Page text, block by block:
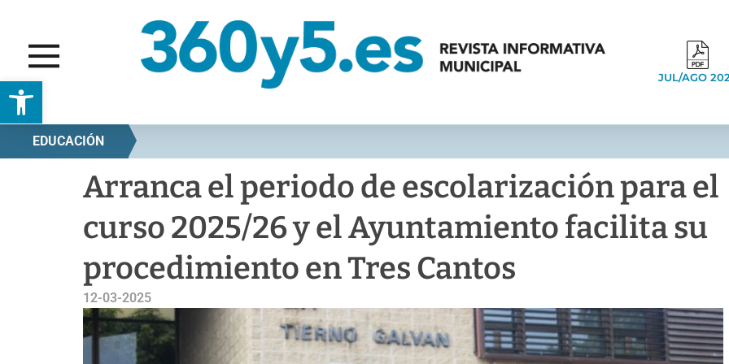
Abrir barra de herramientas JUL/AGO
EDUCACIÓN
Arranca el periodo de escolarización para el
curso 2025/26 y el Ayuntamiento facilita su
procedimiento en Tres Cantos
12-03-2025